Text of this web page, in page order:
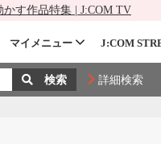
かす作品特集 | J:COM TV
マイメニュー J:COM
詳細検索